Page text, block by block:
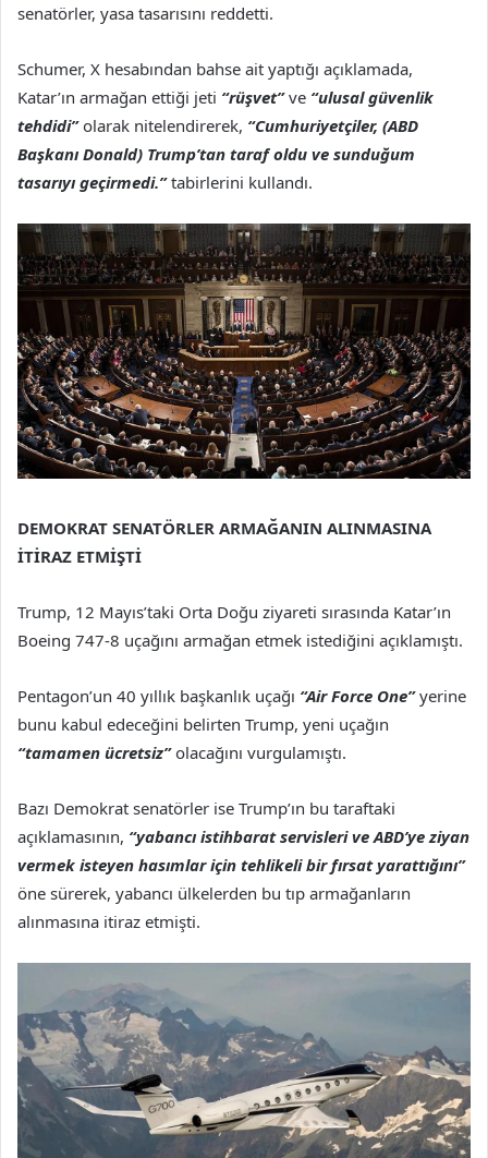
senatörler, yasa tasarısını reddetti.
Schumer, X hesabından bahse ait yaptığı açıklamada,
Katar’ın armağan ettiği jeti “rüşvet”ve “ulusal güvenlik
tehdidi”olarak nitelendirerek, “Cumhuriyetçiler, (ABD
Başkanı Donald) Trump’tan taraf oldu ve sunduğum
tasarıyı geçirmedi.”tabirlerini kullandı.
DEMOKRAT SENATÖRLER ARMAĞANIN ALINMASINA
İTİRAZ ETMİŞTİ
Trump, 12 Mayıs’taki Orta Doğu ziyareti sırasında Katar’ın
Boeing 747-8 uçağını armağan etmek istediğini açıklamıştı.
Pentagon’un 40 yıllık başkanlık uçağı “Air Force One”yerine
bunu kabul edeceğini belirten Trump, yeni uçağın
“tamamen ücretsiz”olacağını vurgulamıştı.
Bazı Demokrat senatörler ise Trump’ın bu taraftaki
açıklamasının, “yabancı istihbarat servisleri ve ABD’ye ziyan
vermek isteyen hasımlar için tehlikeli bir fırsat yarattığını”
öne sürerek, yabancı ülkelerden bu tıp armağanların
alınmasına itiraz etmişti.